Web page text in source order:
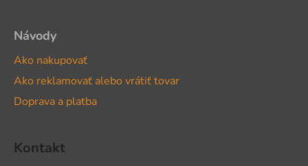
Návody
Ako nakupovať
Ako reklamovať alebo vrátiť tovar
Doprava a platba
Kontakt